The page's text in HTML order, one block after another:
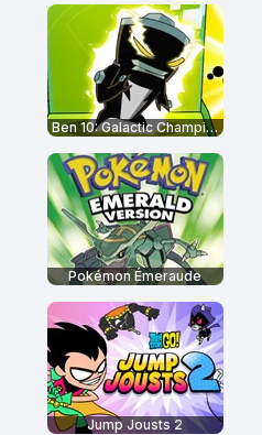
Ben 10: Galactic Champions
Pokémon Émeraude
Jump Jousts 2